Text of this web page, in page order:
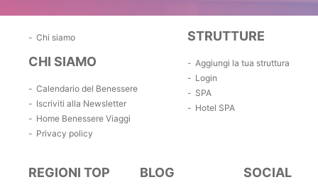
Chi siamo
CHI SIAMO
Calendario del Benessere
Iscriviti alla Newsletter
Home Benessere Viaggi
Privacy policy
STRUTTURE
Aggiungi la tua struttura
Login
SPA
Hotel SPA
REGIONI TOP BLOG SOCIAL